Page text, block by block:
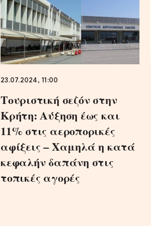
23.07.2024, 11:00
Τουριστική σεζόν στην
Κρήτη: Αύξηση έως και
11% στις αεροπορικές
αφίξεις – Χαμηλά η κατά
κεφαλήν δαπάνη στις
τοπικές αγορές